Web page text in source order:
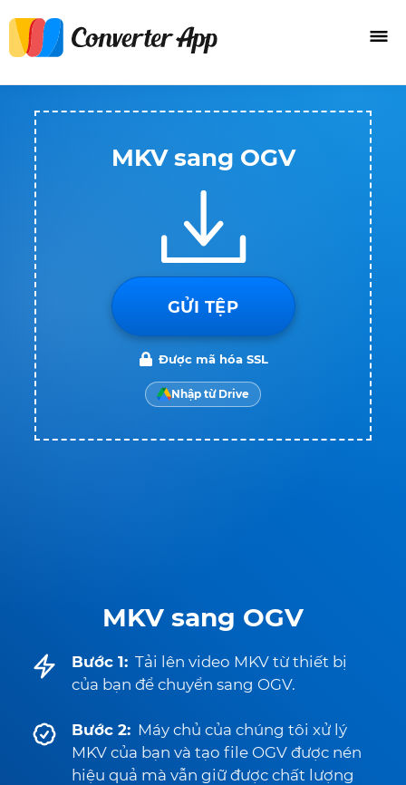
MKV sang OGV
Bước 1: Tải lên video MKV từ thiết bị
của bạn để chuyển sang OGV.
Bước 2: Máy chủ của chúng tôi xử lý
MKV của bạn và tạo file OGV được nén
hiệu quả mà vẫn giữ được chất lượng
MKV sang OGV
GỬI TỆP
Được mã hóa SSL
Nhập từ Drive